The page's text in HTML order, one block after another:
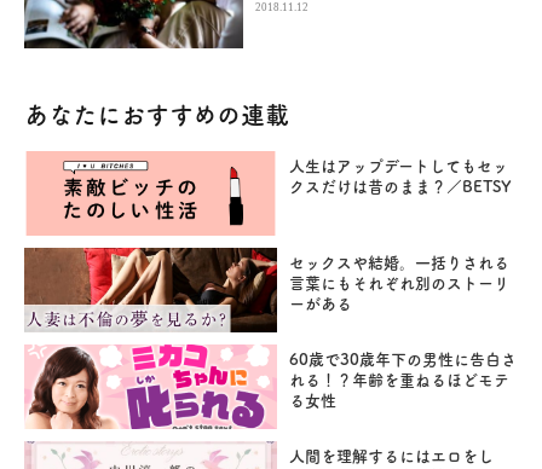
2018.11.12
あなたにおすすめの連載
人生はアップデートしてもセッ
クスだけは昔のまま？／BETSY
セックスや結婚。一括りされる
言葉にもそれぞれ別のストーリ
ーがある
60歳で30歳年下の男性に告白さ
れる！？年齢を重ねるほどモテ
る女性
人間を理解するにはエロをし